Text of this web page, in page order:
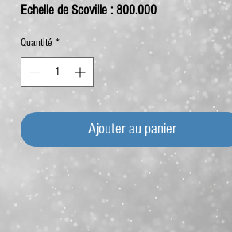
Echelle de Scoville : 800.000
Quantité *
Ajouter au panier